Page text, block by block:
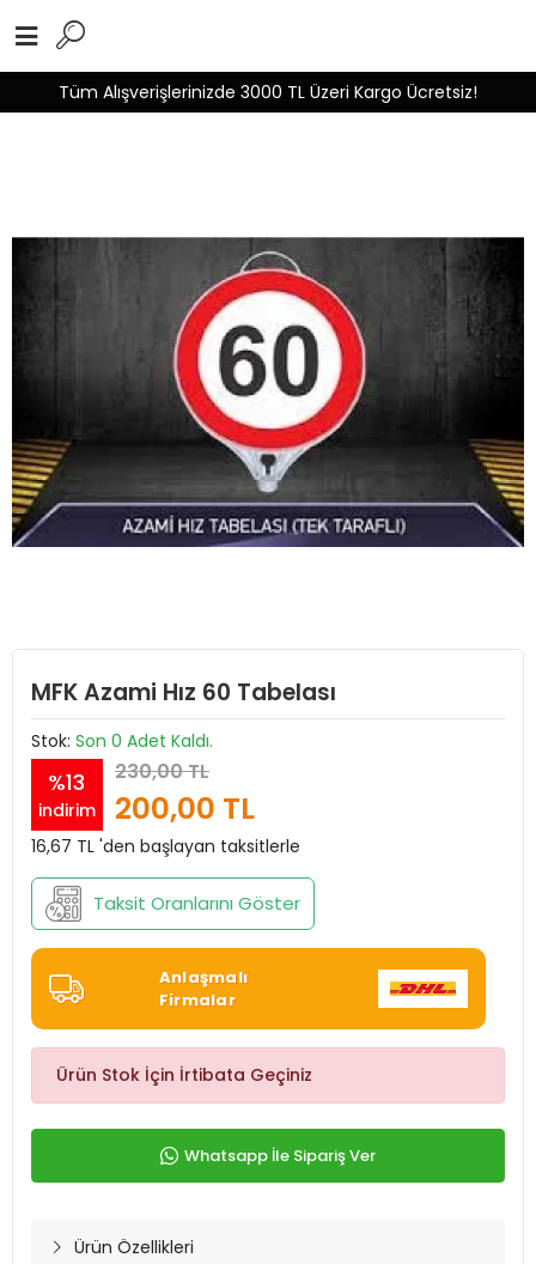
Tüm Alışverişlerinizde 3000 TL Üzeri Kargo Ücretsiz!
MFK Azami Hız 60 Tabelası
Stok: Son 0 Adet Kaldı.
%13
indirim
230,00 TL
200,00 TL
16,67 TL 'den başlayan taksitlerle
Taksit Oranlarını Göster
Anlaşmalı
Firmalar
Ürün Stok İçin İrtibata Geçiniz
Whatsapp İle Sipariş Ver
Ürün Özellikleri